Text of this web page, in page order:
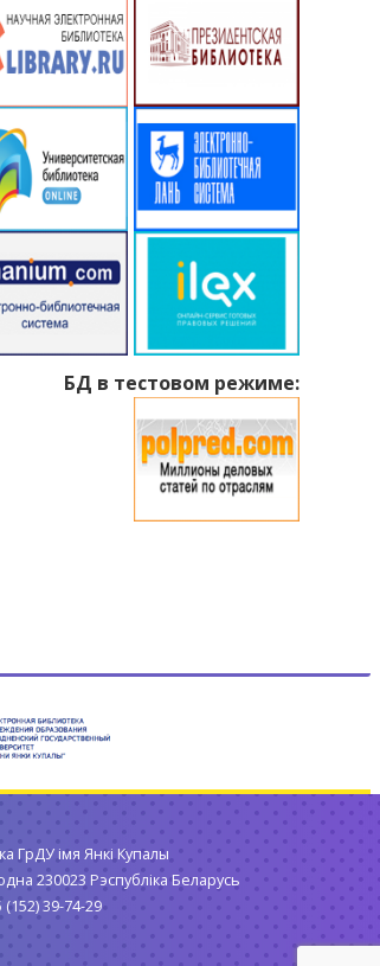
Са святам, дарагія
жанчыны!
Падрабязней
БД в тестовом режиме:
ГрДУ імя Янкі Купалы
230023 Рэспубліка Беларусь
39-74-29